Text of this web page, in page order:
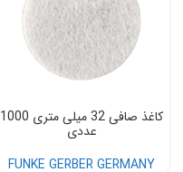
کاغذ صافی 32 میلی متری 1000
عددی
FUNKE GERBER GERMANY